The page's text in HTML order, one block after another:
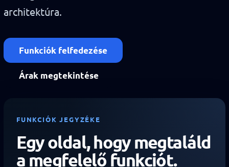
architektúra.
Funkciók felfedezése
Árak megtekintése
FUNKCIÓK JEGYZÉKE
Egy oldal, hogy megtaláld
a megfelelő funkciót.